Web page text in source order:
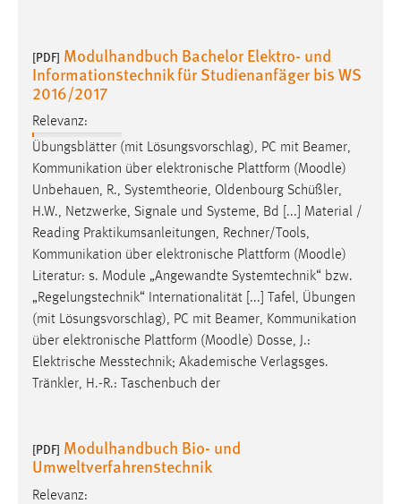
[PDF] Modulhandbuch Bachelor Elektro- und
Informationstechnik für Studienanfäger bis WS
2016/2017
Relevanz:
Übungsblätter (mit Lösungsvorschlag), PC mit Beamer,
Kommunikation über elektronische Plattform (Moodle)
Unbehauen, R., Systemtheorie, Oldenbourg Schüßler,
H.W., Netzwerke, Signale und Systeme, Bd [...] Material /
Reading Praktikumsanleitungen, Rechner/Tools,
Kommunikation über elektronische Plattform (Moodle)
Literatur: s. Module „Angewandte Systemtechnik“ bzw.
„Regelungstechnik“ Internationalität [...] Tafel, Übungen
(mit Lösungsvorschlag), PC mit Beamer, Kommunikation
über elektronische Plattform (Moodle) Dosse, J.:
Elektrische Messtechnik; Akademische Verlagsges.
Tränkler, H.-R.: Taschenbuch der
[PDF] Modulhandbuch Bio- und
Umweltverfahrenstechnik
Relevanz: